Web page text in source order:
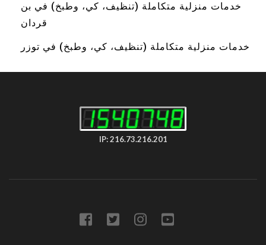
خدمات منزلية متكاملة (تنظيف، كي، وطبخ) في بن
قردان
خدمات منزلية متكاملة (تنظيف، كي، وطبخ) في توزر
IP: 216.73.216.201